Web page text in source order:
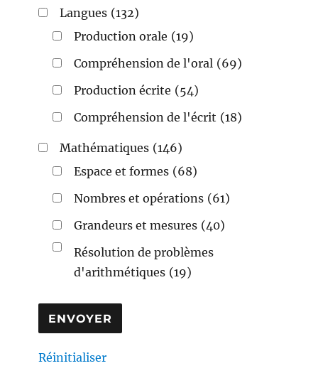
Langues (132)
Production orale (19)
Compréhension de l'oral (69)
Production écrite (54)
Compréhension de l'écrit (18)
Mathématiques (146)
Espace et formes (68)
Nombres et opérations (61)
Grandeurs et mesures (40)
Résolution de problèmes
d'arithmétiques (19)
Réinitialiser